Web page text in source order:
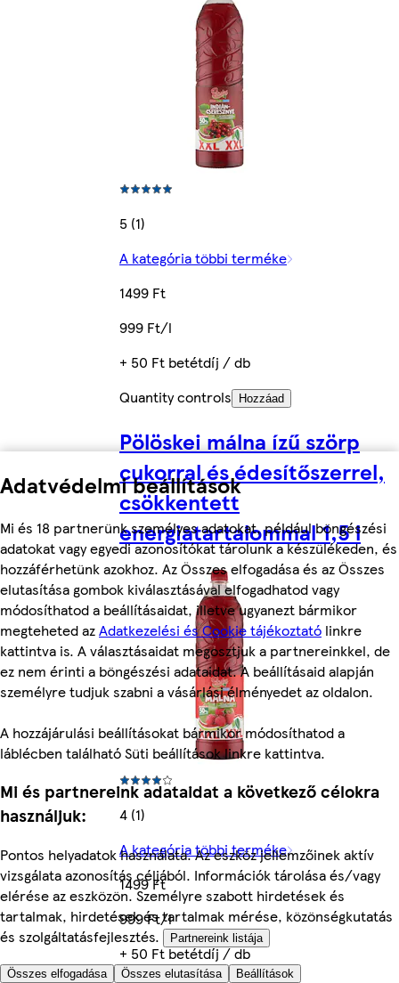
Adatvédelmi beállítások
Mi és 18 partnerünk személyes adatokat, például böngészési
adatokat vagy egyedi azonosítókat tárolunk a készülékeden, és
hozzáférhetünk azokhoz. Az Összes elfogadása és az Összes
elutasítása gombok kiválasztásával elfogadhatod vagy
módosíthatod a beállításaidat, illetve ugyanezt bármikor
megteheted azAdatkezelési és Cookie tájékoztató linkre
kattintva is. A választásaidat megosztjuk a partnereinkkel, de
ez nem érinti a böngészési adataidat. A beállításaid alapján
személyre tudjuk szabni a vásárlási élményedet az oldalon.
A hozzájárulási beállításokat bármikor módosíthatod a
láblécben található Süti beállítások linkre kattintva.
Mi és partnereink adataidat a következő célokra
használjuk:
Pontos helyadatok használata. Az eszköz jellemzőinek aktív
vizsgálata azonosítás céljából. Információk tárolása és/vagy
elérése az eszközön. Személyre szabott hirdetések és
tartalmak, hirdetések és tartalmak mérése, közönségkutatás
és szolgáltatásfejlesztés.
Partnereink listája
Összes elfogadása Összes elutasítása Beállítások
5 (1)
A kategória többi terméke
1499 Ft
999 Ft/l
+ 50 Ft betétdíj / db
Quantity controls
Hozzáad
Pölöskei málna ízű szörp
cukorral és édesítőszerrel,
csökkentett
energiatartalommal 1,5 l
4 (1)
A kategória többi terméke
1499 Ft
999 Ft/l
+ 50 Ft betétdíj / db